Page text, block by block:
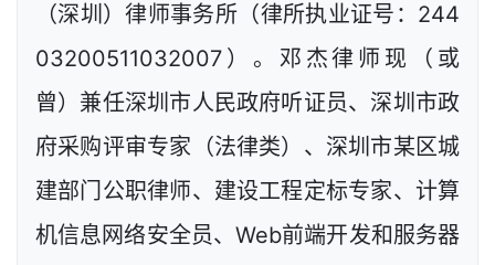
（深圳）律师事务所（律所执业证号：244
03200511032007）。邓杰律师现（或
曾）兼任深圳市人民政府听证员、深圳市政
府采购评审专家（法律类）、深圳市某区城
建部门公职律师、建设工程定标专家、计算
机信息网络安全员、Web前端开发和服务器